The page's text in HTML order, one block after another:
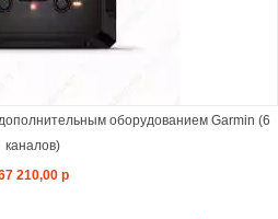
оборудованием Garmin (6
каналов)
210,00 р